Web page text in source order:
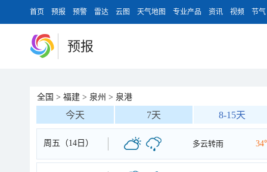
首页 预报 预警 雷达 云图 天气地图 专业产品 资讯 视频 节气
预报
全国 > 福建 > 泉州 > 泉港
今天 7天 8-15天
周五（14日） 多云转雨